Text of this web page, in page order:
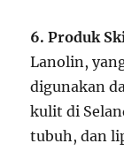
6. Produk
Lanolin,
digunakan
kulit di
tubuh, dan